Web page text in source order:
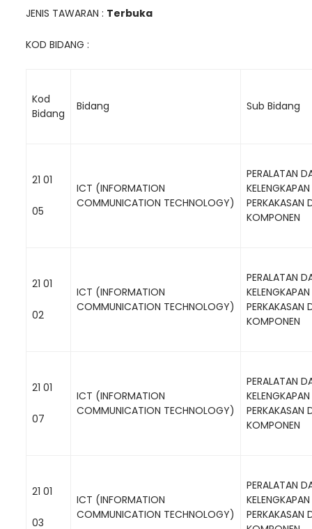
JENIS TAWARAN : Terbuka
KOD BIDANG :
Kod
Bidang
Bidang Sub Bidang
21 01
05
ICT (INFORMATION
COMMUNICATION TECHNOLOGY)
PERALATAN
PERKAKASAN
KOMPONEN
21 01
02
ICT (INFORMATION
COMMUNICATION TECHNOLOGY)
PERALATAN
PERKAKASAN
KOMPONEN
21 01
07
ICT (INFORMATION
COMMUNICATION TECHNOLOGY)
PERALATAN
PERKAKASAN
KOMPONEN
21 01
03
ICT (INFORMATION
COMMUNICATION TECHNOLOGY)
PERALATAN
PERKAKASAN